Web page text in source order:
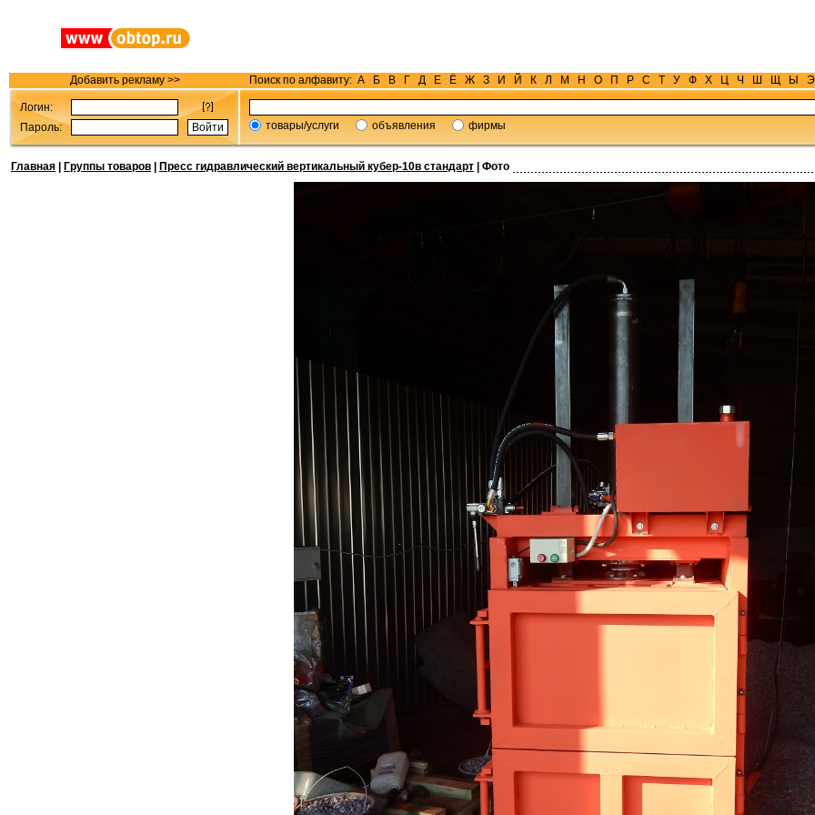
Добавить рекламу >> Поиск по алфавиту: А Б В Г Д Е Ё Ж З И Й К Л М Н О П Р С Т У Ф Х Ц Ч Ш Щ Ы Э
Логин:
Пароль:
товары/услуги объявления фирмы
Главная Группы товаров Пресс гидравлический вертикальный кубер-10в стандарт | Фото